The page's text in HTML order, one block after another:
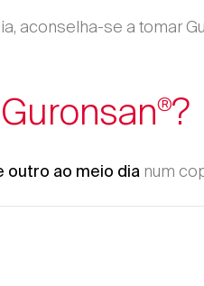
aconselha-se a tomar
®?
outro ao meio dia num